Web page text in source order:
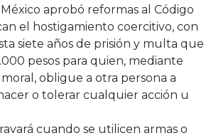
aprobó reformas al Código
el hostigamiento coercitivo, con
siete años de prisión y multa que
pesos para quien, mediante
obligue a otra persona a
o tolerar cualquier acción u
cuando se utilicen armas o